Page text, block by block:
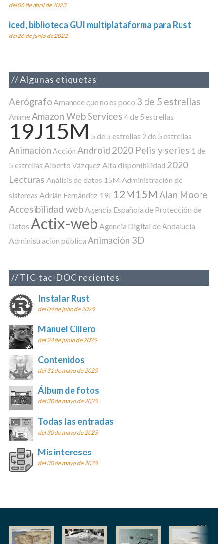
del 06 de abril de 2023
iced, biblioteca GUI multiplataforma para Rust
del 26 de junio de 2022
Algunas etiquetas
Aerógrafo Amanece que no es poco 3 de 5 estrellas
AnimeAmazon Web Services 4 de 5 estrellas
19J15M 5 de 5 estrellas 2 de 5 estrellas
Animación Acción Android 2020 Pelis y series 1 de
5 estrellas Alberto Vázquez Alta disponibilidad 2020
Lecturas Análisis de datos 15M Administración de
sistemas Adrián Fernández 19J 12M15M Alan Moore
Accesibilidad webAgencia Española de Protección de
Datos Actix-web Agencia Digital de Andalucía
Administración pública Animación 3D
TIC-tac-DOC recientes
Instalar Rust
del 04 de julio de 2025
Manuel Cillero
del 24 de junio de 2025
Contenidos
del 31 de mayo de 2025
Álbum de fotos
del 30 de mayo de 2025
Todas las entradas
del 30 de mayo de 2025
Mis intereses
del 30 de mayo de 2025